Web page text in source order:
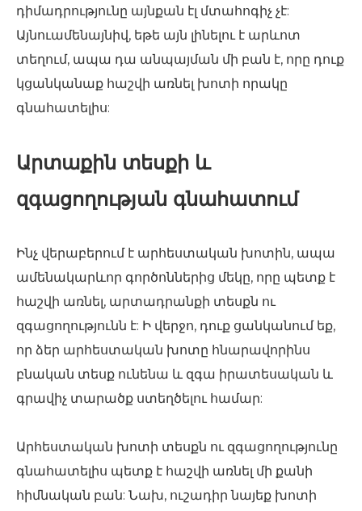
դիմադրությունը այնքան էլ մտահոգիչ չէ:
Այնուամենայնիվ, եթե այն լինելու է արևոտ
տեղում, ապա դա անպայման մի բան է, որը դուք
կցանկանաք հաշվի առնել խոտի որակը
գնահատելիս:
Արտաքին տեսքի և
զգացողության գնահատում
Ինչ վերաբերում է արհեստական ​​խոտին, ապա
ամենակարևոր գործոններից մեկը, որը պետք է
հաշվի առնել, արտադրանքի տեսքն ու
զգացողությունն է: Ի վերջո, դուք ցանկանում եք,
որ ձեր արհեստական ​​խոտը հնարավորինս
բնական տեսք ունենա և զգա իրատեսական և
գրավիչ տարածք ստեղծելու համար:
Արհեստական ​​խոտի տեսքն ու զգացողությունը
գնահատելիս պետք է հաշվի առնել մի քանի
հիմնական բան: Նախ, ուշադիր նայեք խոտի